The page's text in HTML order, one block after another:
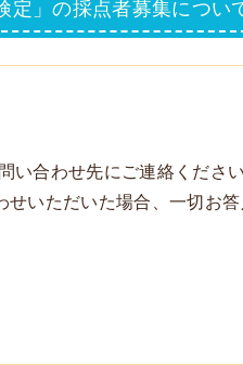
定」の採点者募集につい
合わせ先にご連絡ください
いただいた場合、一切お答